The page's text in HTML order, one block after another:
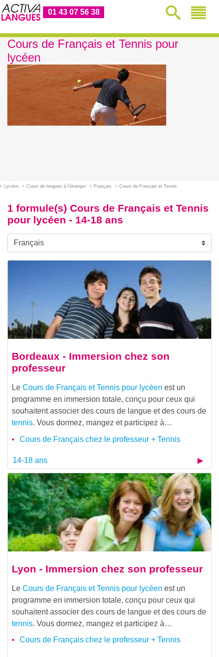
01 43 07 56 38
Cours de Français et Tennis pour
lycéen
Lycéen Cours de langues à l’étranger Français Cours de Français et Tennis
1 formule(s) Cours de Français et Tennis
pour lycéen - 14-18 ans
Bordeaux - Immersion chez son
professeur
Le Cours de Français et Tennis pour lycéen est un
programme en immersion totale, conçu pour ceux qui
souhaitent associer des cours de langue et des cours de
tennis. Vous dormez, mangez et participez à…
Cours de Français chez le professeur + Tennis
14-18 ans
Lyon - Immersion chez son professeur
Le Cours de Français et Tennis pour lycéen est un
programme en immersion totale, conçu pour ceux qui
souhaitent associer des cours de langue et des cours de
tennis. Vous dormez, mangez et participez à…
Cours de Français chez le professeur + Tennis